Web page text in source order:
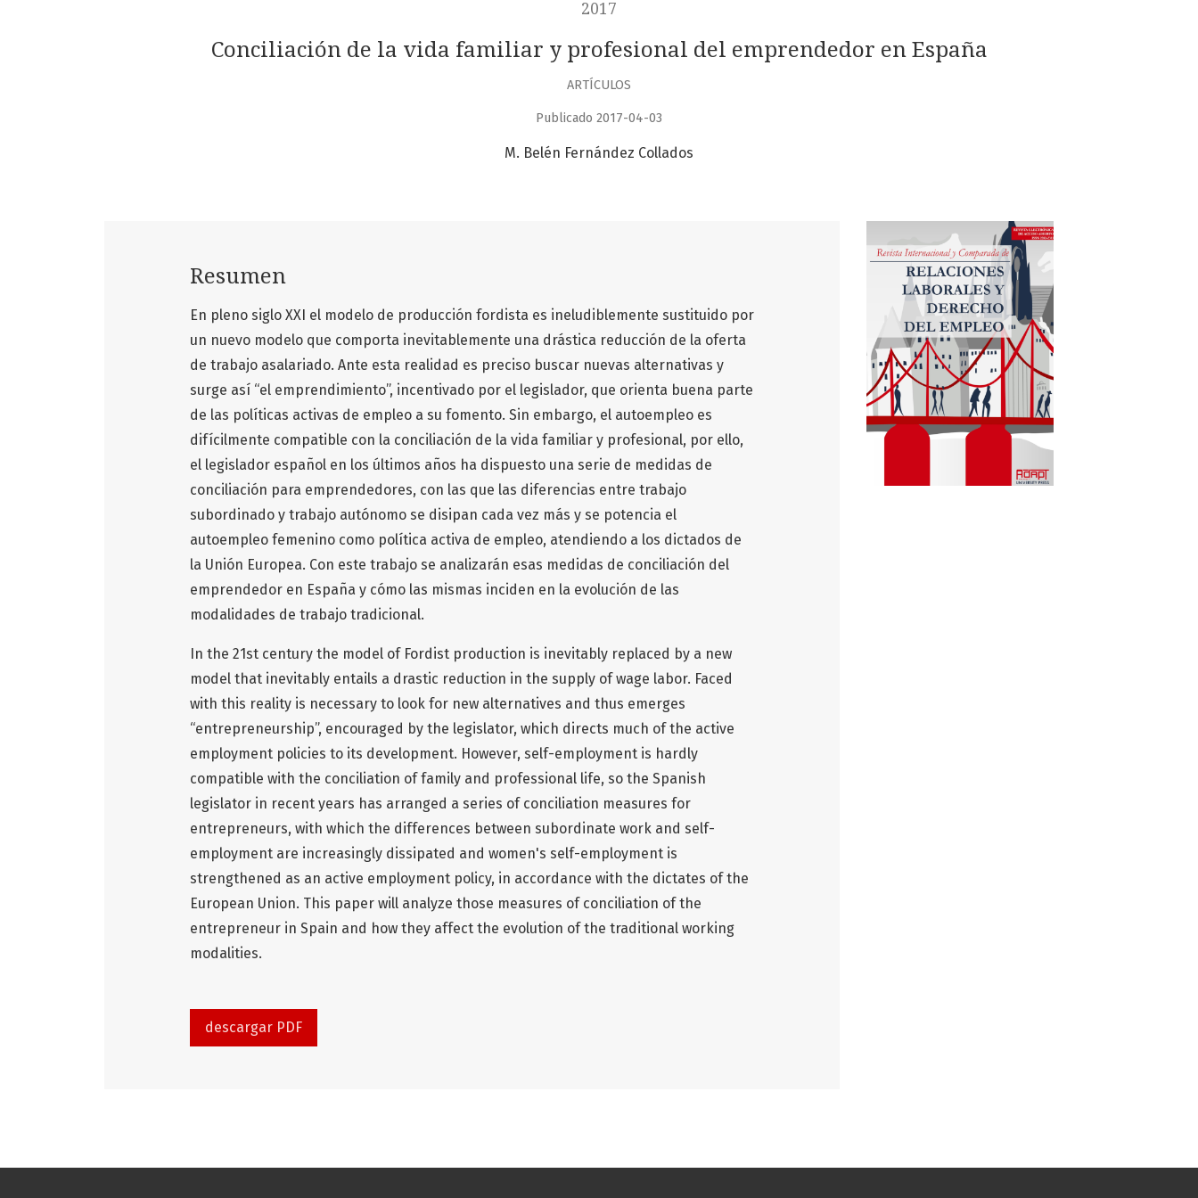
2017
Conciliación de la vida familiar y profesional del emprendedor en España
ARTÍCULOS
Publicado 2017-04-03
M. Belén Fernández Collados
Resumen
En pleno siglo XXI el modelo de producción fordista es ineludiblemente sustituido por
un nuevo modelo que comporta inevitablemente una drástica reducción de la oferta
de trabajo asalariado. Ante esta realidad es preciso buscar nuevas alternativas y
surge así “el emprendimiento”, incentivado por el legislador, que orienta buena parte
de las políticas activas de empleo a su fomento. Sin embargo, el autoempleo es
difícilmente compatible con la conciliación de la vida familiar y profesional, por ello,
el legislador español en los últimos años ha dispuesto una serie de medidas de
conciliación para emprendedores, con las que las diferencias entre trabajo
subordinado y trabajo autónomo se disipan cada vez más y se potencia el
autoempleo femenino como política activa de empleo, atendiendo a los dictados de
la Unión Europea. Con este trabajo se analizarán esas medidas de conciliación del
emprendedor en España y cómo las mismas inciden en la evolución de las
modalidades de trabajo tradicional.
In the 21st century the model of Fordist production is inevitably replaced by a new
model that inevitably entails a drastic reduction in the supply of wage labor. Faced
with this reality is necessary to look for new alternatives and thus emerges
“entrepreneurship”, encouraged by the legislator, which directs much of the active
employment policies to its development. However, self-employment is hardly
compatible with the conciliation of family and professional life, so the Spanish
legislator in recent years has arranged a series of conciliation measures for
entrepreneurs, with which the differences between subordinate work and self-
employment are increasingly dissipated and women's self-employment is
strengthened as an active employment policy, in accordance with the dictates of the
European Union. This paper will analyze those measures of conciliation of the
entrepreneur in Spain and how they affect the evolution of the traditional working
modalities.
descargar PDF